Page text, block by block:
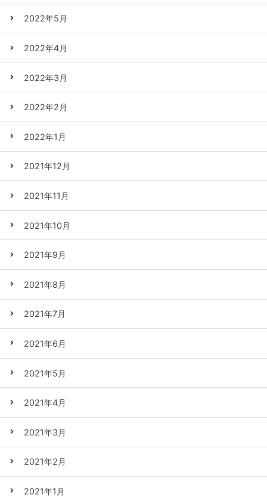
2022年5月
2022年4月
2022年3月
2022年2月
2022年1月
2021年12月
2021年11月
2021年10月
2021年9月
2021年8月
2021年7月
2021年6月
2021年5月
2021年4月
2021年3月
2021年2月
2021年1月